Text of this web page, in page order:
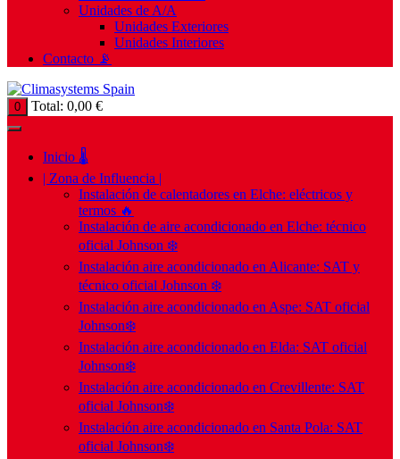
Unidades de A/A
Unidades Exteriores
Unidades Interiores
Contacto 📡
0 Total: 0,00 €
Inicio 🌡️
| Zona de Influencia |
Instalación de calentadores en Elche: eléctricos y
termos 🔥
Instalación de aire acondicionado en Elche: técnico
oficial Johnson ❄️
Instalación aire acondicionado en Alicante: SAT y
técnico oficial Johnson ❄️
Instalación aire acondicionado en Aspe: SAT oficial
Johnson❄️
Instalación aire acondicionado en Elda: SAT oficial
Johnson❄️
Instalación aire acondicionado en Crevillente: SAT
oficial Johnson❄️
Instalación aire acondicionado en Santa Pola: SAT
oficial Johnson❄️